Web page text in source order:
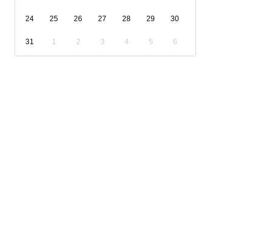
24 25 26 27 28 29 30
31 1 2 3 4 5 6